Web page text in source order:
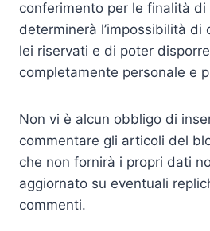
conferimento per le finalità di
determinerà l’impossibilità di
lei riservati e di poter disporre
completamente personale e
Non vi è alcun obbligo di
commentare gli articoli del
che non fornirà i propri dati
aggiornato su eventuali
commenti.